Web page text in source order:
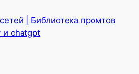
| Библиотека промтов
и chatgpt